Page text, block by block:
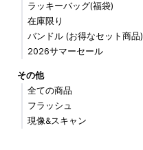
ラッキーバッグ(福袋)
在庫限り
バンドル (お得なセット商品)
2026サマーセール
その他
全ての商品
フラッシュ
現像&スキャン